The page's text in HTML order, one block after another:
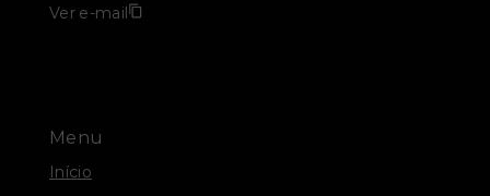
Menu
Início
Ver e-mail